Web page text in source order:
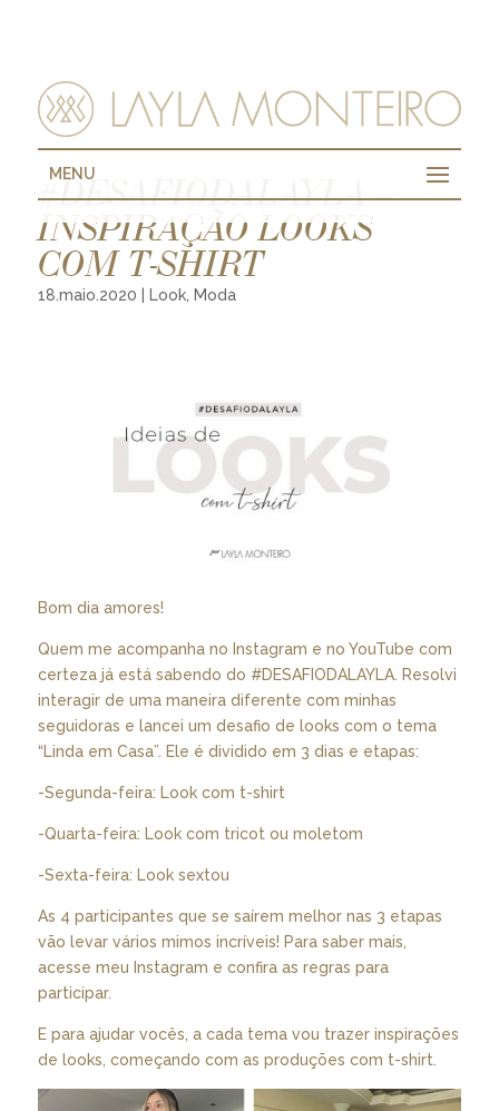
MENU
#DESAFIODALAYLA –
INSPIRAÇÃO LOOKS
COM T-SHIRT
18.maio.2020 Look, Moda
Bom dia amores!
Quem me acompanha no Instagram e no YouTube com
certeza já está sabendo do #DESAFIODALAYLA. Resolvi
interagir de uma maneira diferente com minhas
seguidoras e lancei um desafio de looks com o tema
“Linda em Casa”. Ele é dividido em 3 dias e etapas:
-Segunda-feira: Look com t-shirt
-Quarta-feira: Look com tricot ou moletom
-Sexta-feira: Look sextou
As 4 participantes que se saírem melhor nas 3 etapas
vão levar vários mimos incríveis! Para saber mais,
acesse meu Instagram e confira as regras para
participar.
E para ajudar vocês, a cada tema vou trazer inspirações
de looks, começando com as produções com t-shirt.